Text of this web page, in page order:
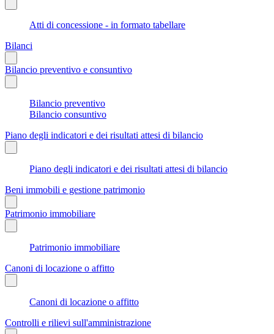
Atti di concessione - in formato tabellare
Bilanci
Bilancio preventivo e consuntivo
Bilancio preventivo
Bilancio consuntivo
Piano degli indicatori e dei risultati attesi di bilancio
Piano degli indicatori e dei risultati attesi di bilancio
Beni immobili e gestione patrimonio
Patrimonio immobiliare
Patrimonio immobiliare
Canoni di locazione o affitto
Canoni di locazione o affitto
Controlli e rilievi sull'amministrazione